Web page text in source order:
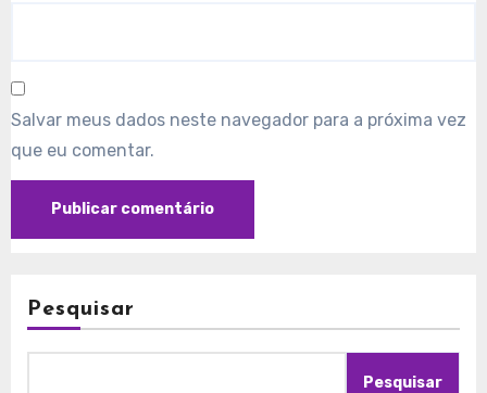
Salvar meus dados neste navegador para a próxima vez
que eu comentar.
Pesquisar
Pesquisar